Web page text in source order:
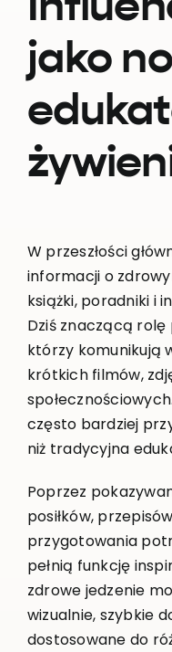
jako
W przeszłości
informacji o
książki, poradniki i
Dziś znaczącą rolę
którzy komunikują
krótkich filmów,
często bardziej
niż tradycyjna
Poprzez
posiłków,
przygotowania
pełnią funkcję
zdrowe jedzenie
wizualnie, szybkie
dostosowane do